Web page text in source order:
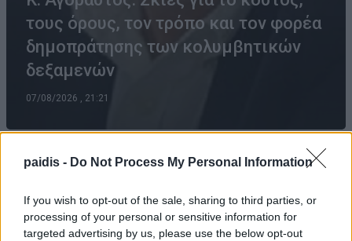
paidis - Do Not Process My Personal Information
If you wish to opt-out of the sale, sharing to third parties, or
processing of your personal or sensitive information for
targeted advertising by us, please use the below opt-out
τους όρους, τον τρόπο και τον φορέα
δημοπράτησης των κολυμβητικών
δεξαμενών
07/08/2026 , 21:21
Γ. Καριπίδης: Να ενισχυθούν άμεσα οι
Υπηρεσίες της Π.Ε. Λάρισας
07/08/2026 , 21:17